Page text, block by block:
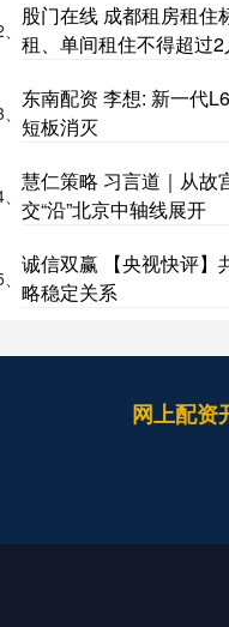
股门在线 成都租房租住
租、单间租住不得超过2
东南配资 李想: 新一代
短板消灭
慧仁策略 习言道｜从故
交“沿”北京中轴线展开
诚信双赢 【央视快评】
略稳定关系
网上配资